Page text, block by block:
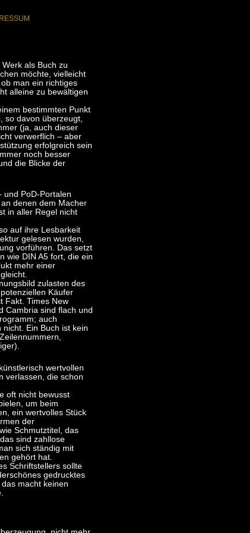
als Buch zu
möchte, vielleicht
man ein richtiges
alleine zu bewältigen
bestimmten Punkt
so davon überzeugt,
(ja, auch dieser
verwerflich – aber
erfolgreich sein
noch besser
die Blicke der
und PoD-Portalen
denen dem Macher
in aller Regel nicht
auf ihre Lesbarkeit
gelesen wurden,
vorführen. Das setzt
wie DIN A5 fort, die ein
mehr einer
zulasten des
Käufer
Fakt. Times New
Cambria sind flach und
auch
Ein Buch ist kein
wertvollen
verlassen, die schon
oft nicht bewusst
um beim
ein wertvolles Stück
der
Schmutztitel, das
sind zahllose
sich ständig mit
gehört hat.
Schriftstellers sollte
gedrucktes
macht keinen